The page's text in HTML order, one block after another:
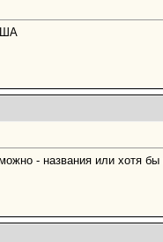
- названия или хотя бы